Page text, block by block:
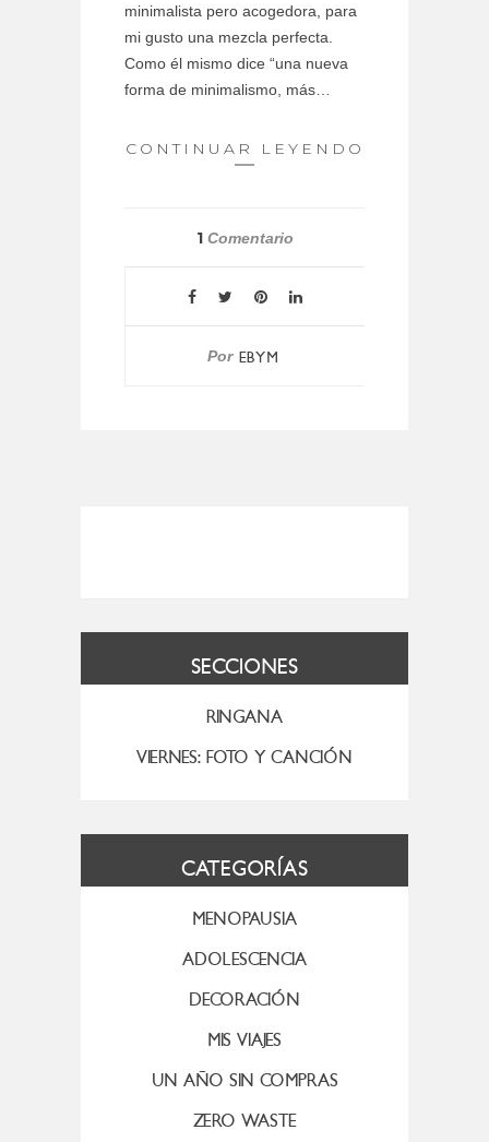
minimalista pero acogedora, para
mi gusto una mezcla perfecta.
Como él mismo dice “una nueva
forma de minimalismo, más…
CONTINUAR LEYENDO
1Comentario
Por EBYM
SECCIONES
RINGANA
VIERNES: FOTO Y CANCIÓN
CATEGORÍAS
MENOPAUSIA
ADOLESCENCIA
DECORACIÓN
MIS VIAJES
UN AÑO SIN COMPRAS
ZERO WASTE